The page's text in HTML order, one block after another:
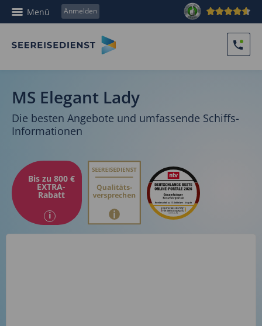
Menü Anmelden
MS Elegant Lady
Die besten Angebote und umfassende Schiffs-
Informationen
Bis zu 800 €
EXTRA-
Rabatt